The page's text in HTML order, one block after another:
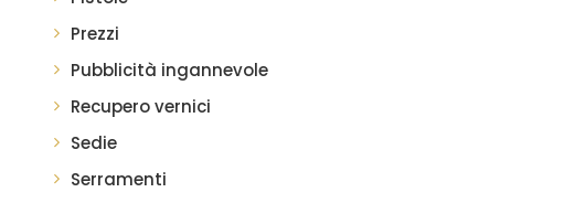
Prezzi
Pubblicità ingannevole
Recupero vernici
Sedie
Serramenti